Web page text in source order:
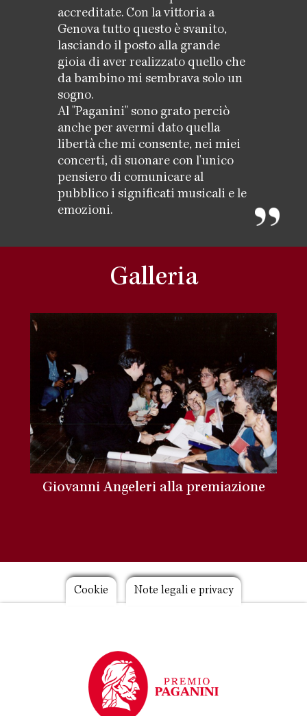
accreditate. Con la vittoria a
Genova tutto questo è svanito,
lasciando il posto alla grande
gioia di aver realizzato quello che
da bambino mi sembrava solo un
sogno.
Al "Paganini" sono grato perciò
anche per avermi dato quella
libertà che mi consente, nei miei
concerti, di suonare con l'unico
pensiero di comunicare al
pubblico i significati musicali e le
emozioni.
Galleria
Giovanni Angeleri alla premiazione
Footer
Cookie Note legali e privacy